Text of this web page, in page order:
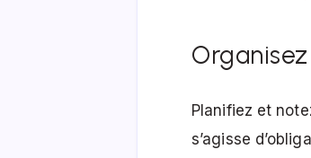
Planifiez et
s’agisse